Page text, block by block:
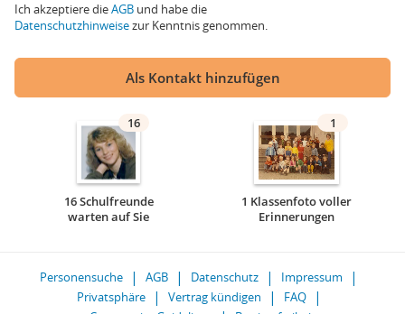
Ich akzeptiere dieAGB und habe die
Datenschutzhinweisezur Kenntnis genommen.
Als Kontakt hinzufügen
16
16 Schulfreunde
warten auf Sie
1
1 Klassenfoto voller
Erinnerungen
Personensuche AGB Datenschutz
Impressum
Privatsphäre
Vertrag kündigen
FAQ